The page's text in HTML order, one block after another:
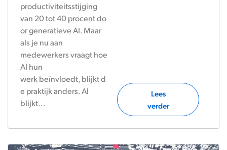
productiviteitsstijging
van 20 tot 40 procent do
or generatieve AI. Maar
als je nu aan
medewerkers vraagt hoe
AI hun
werk beïnvloedt, blijkt d
e praktijk anders. AI
blijkt...
Lees
verder